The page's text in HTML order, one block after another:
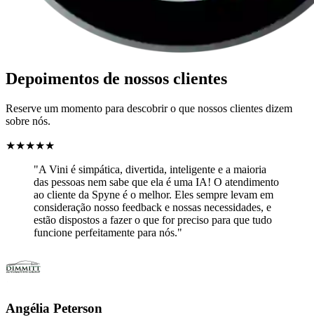
Depoimentos de nossos clientes
Reserve um momento para descobrir o que nossos clientes dizem
sobre nós.
★★★★★
"A Vini é simpática, divertida, inteligente e a maioria
das pessoas nem sabe que ela é uma IA! O atendimento
ao cliente da Spyne é o melhor. Eles sempre levam em
consideração nosso feedback e nossas necessidades, e
estão dispostos a fazer o que for preciso para que tudo
funcione perfeitamente para nós."
Angélia Peterson